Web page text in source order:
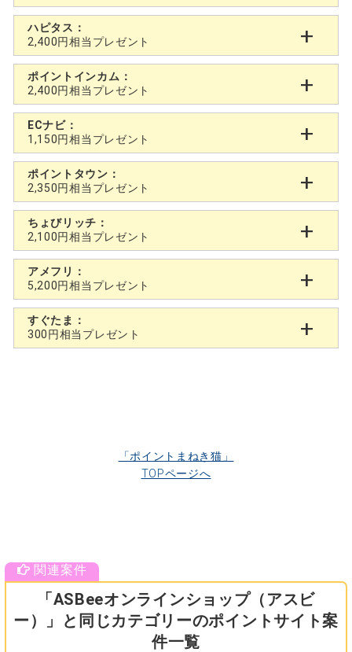
ハピタス：
2,400円相当プレゼント
ポイントインカム：
2,400円相当プレゼント
ECナビ：
1,150円相当プレゼント
ポイントタウン：
2,350円相当プレゼント
ちょびリッチ：
2,100円相当プレゼント
アメフリ：
5,200円相当プレゼント
すぐたま：
300円相当プレゼント
「ポイントまねき猫」
TOPページへ
「ASBeeオンラインショップ（アスビ
ー）」と同じカテゴリーのポイントサイト案
件一覧